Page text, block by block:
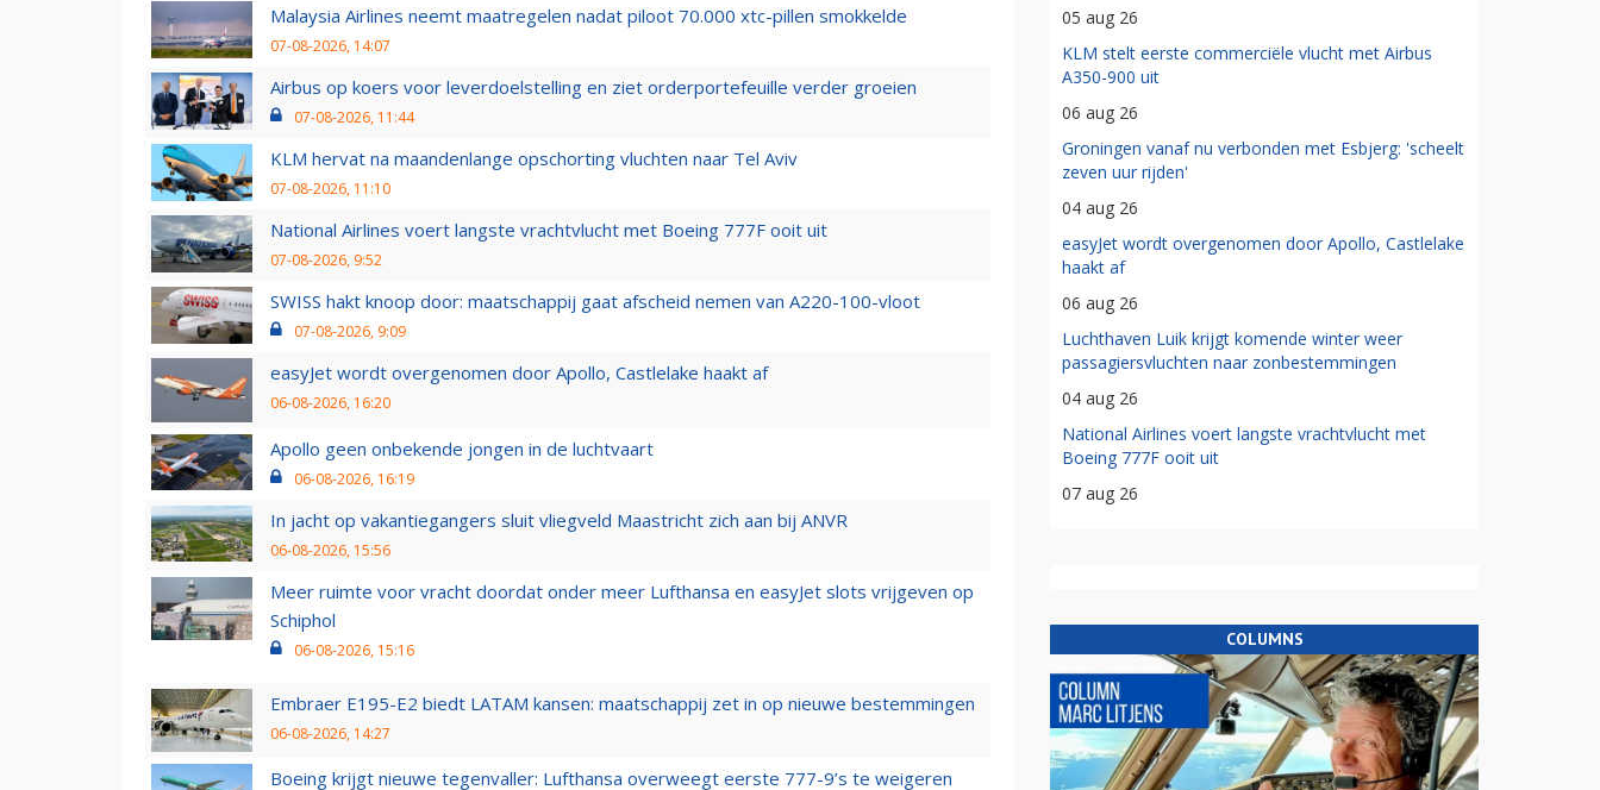
Malaysia Airlines neemt maatregelen nadat piloot 70.000 xtc-pillen smokkelde
07-08-2026, 14:07
Airbus op koers voor leverdoelstelling en ziet orderportefeuille verder groeien
07-08-2026, 11:44
KLM hervat na maandenlange opschorting vluchten naar Tel Aviv
07-08-2026, 11:10
National Airlines voert langste vrachtvlucht met Boeing 777F ooit uit
07-08-2026, 9:52
SWISS hakt knoop door: maatschappij gaat afscheid nemen van A220-100-vloot
07-08-2026, 9:09
easyJet wordt overgenomen door Apollo, Castlelake haakt af
06-08-2026, 16:20
Apollo geen onbekende jongen in de luchtvaart
06-08-2026, 16:19
In jacht op vakantiegangers sluit vliegveld Maastricht zich aan bij ANVR
06-08-2026, 15:56
Meer ruimte voor vracht doordat onder meer Lufthansa en easyJet slots vrijgeven op
Schiphol
06-08-2026, 15:16
Embraer E195-E2 biedt LATAM kansen: maatschappij zet in op nieuwe bestemmingen
06-08-2026, 14:27
Boeing krijgt nieuwe tegenvaller: Lufthansa overweegt eerste 777-9’s te weigeren
05 aug 26
KLM stelt eerste commerciële vlucht met Airbus
A350-900 uit
06 aug 26
Groningen vanaf nu verbonden met Esbjerg: 'scheelt
zeven uur rijden'
04 aug 26
easyJet wordt overgenomen door Apollo, Castlelake
haakt af
06 aug 26
Luchthaven Luik krijgt komende winter weer
passagiersvluchten naar zonbestemmingen
04 aug 26
National Airlines voert langste vrachtvlucht met
Boeing 777F ooit uit
07 aug 26
COLUMNS